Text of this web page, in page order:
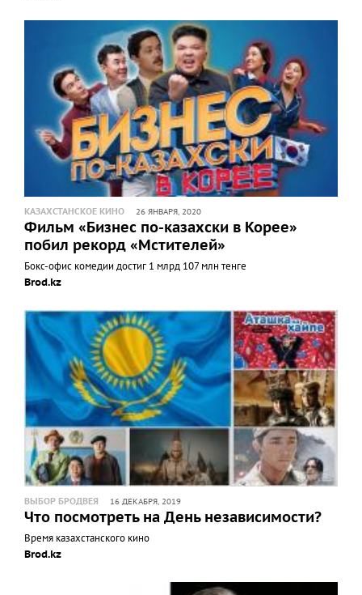
КАЗАХСТАНСКОЕ КИНО 26 ЯНВАРЯ, 2020
Фильм «Бизнес по-казахски в Корее»
побил рекорд «Мстителей»
Бокс-офис комедии достиг 1 млрд 107 млн тенге
Brod.kz
ВЫБОР БРОДВЕЯ 16 ДЕКАБРЯ, 2019
Что посмотреть на День независимости?
Время казахстанского кино
Brod.kz